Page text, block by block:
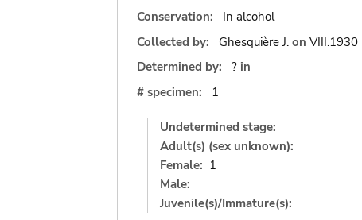
Conservation:
In alcohol
Collected by:
Ghesquière J. on VIII.1930
Determined by:
? in
# specimen:
1
Undetermined stage:
Adult(s) (sex unknown):
Female: 1
Male:
Juvenile(s)/Immature(s):